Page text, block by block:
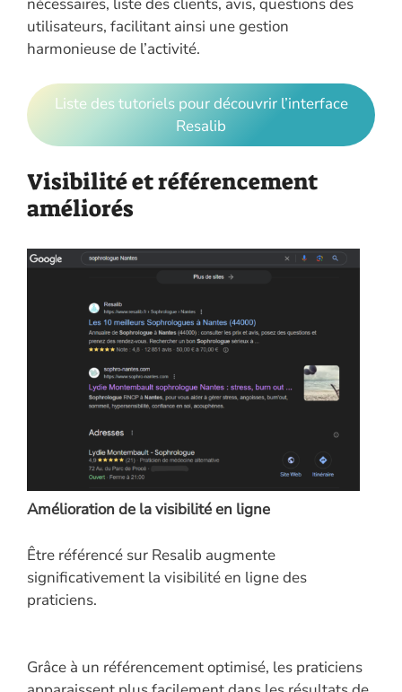
nécessaires, liste des clients, avis, questions des
utilisateurs, facilitant ainsi une gestion
harmonieuse de l’activité.
Liste des tutoriels pour découvrir l’interface
Resalib
Visibilité et référencement
améliorés
Amélioration de la visibilité en ligne
Être référencé sur Resalib augmente
significativement la visibilité en ligne des
praticiens.
Grâce à un référencement optimisé, les praticiens